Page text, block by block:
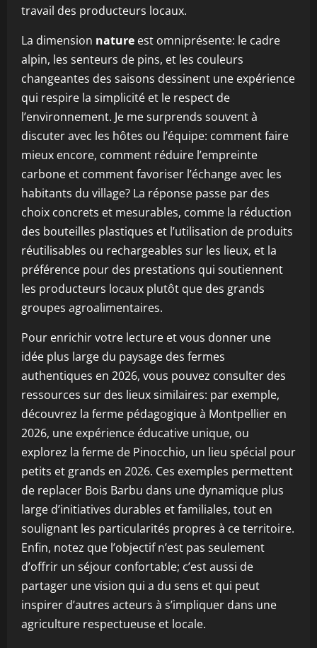
travail des producteurs locaux.
La dimension nature est omniprésente: le cadre
alpin, les senteurs de pins, et les couleurs
changeantes des saisons dessinent une expérience
qui respire la simplicité et le respect de
l’environnement. Je me surprends souvent à
discuter avec les hôtes ou l’équipe: comment faire
mieux encore, comment réduire l’empreinte
carbone et comment favoriser l’échange avec les
habitants du village? La réponse passe par des
choix concrets et mesurables, comme la réduction
des bouteilles plastiques et l’utilisation de produits
réutilisables ou rechargeables sur les lieux, et la
préférence pour des prestations qui soutiennent
les producteurs locaux plutôt que des grands
groupes agroalimentaires.
Pour enrichir votre lecture et vous donner une
idée plus large du paysage des fermes
authentiques en 2026, vous pouvez consulter des
ressources sur des lieux similaires: par exemple,
découvrez la ferme pédagogique à Montpellier en
2026, une expérience éducative unique, ou
explorez la ferme de Pinocchio, un lieu spécial pour
petits et grands en 2026. Ces exemples permettent
de replacer Bois Barbu dans une dynamique plus
large d’initiatives durables et familiales, tout en
soulignant les particularités propres à ce territoire.
Enfin, notez que l’objectif n’est pas seulement
d’offrir un séjour confortable; c’est aussi de
partager une vision qui a du sens et qui peut
inspirer d’autres acteurs à s’impliquer dans une
agriculture respectueuse et locale.